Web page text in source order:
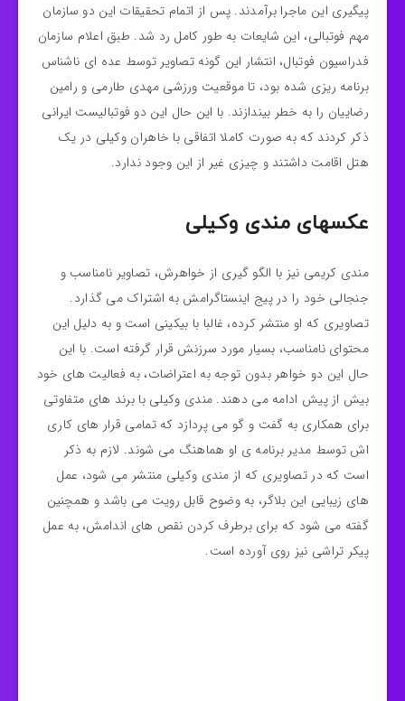
پیگیری این ماجرا برآمدند. پس از اتمام تحقیقات این دو سازمان
مهم فوتبالی، این شایعات به طور کامل رد شد. طبق اعلام سازمان
فدراسیون فوتبال، انتشار این گونه تصاویر توسط عده ای ناشناس
برنامه ریزی شده بود، تا موقعیت ورزشی مهدی طارمی و رامین
رضاییان را به خطر بیندازند. با این حال این دو فوتبالیست ایرانی
ذکر کردند که به صورت کاملا اتفاقی با خاهران وکیلی در یک
هتل اقامت داشتند و چیزی غیر از این وجود ندارد.
عکسهای مندی وکیلی
مندی کریمی نیز با الگو گیری از خواهرش، تصاویر نامناسب و
جنجالی خود را در پیج اینستاگرامش به اشتراک می گذارد.
تصاویری که او منتشر کرده، غالبا با بیکینی است و به دلیل این
محتوای نامناسب، بسیار مورد سرزنش قرار گرفته است. با این
حال این دو خواهر بدون توجه به اعتراضات، به فعالیت های خود
بیش از پیش ادامه می دهند. مندی وکیلی با برند های متفاوتی
برای همکاری به گفت و گو می پردازد که تمامی قرار های کاری
اش توسط مدیر برنامه ی او هماهنگ می شوند. لازم به ذکر
است که در تصاویری که از مندی وکیلی منتشر می شود، عمل
های زیبایی این بلاگر، به وضوح قابل رویت می باشد و همچنین
گفته می شود که برای برطرف کردن نقص های اندامش، به عمل
پیکر تراشی نیز روی آورده است.